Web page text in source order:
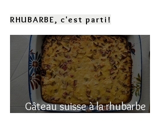
RHUBARBE, c'est parti!
Gâteau suisse à la rhubarbe